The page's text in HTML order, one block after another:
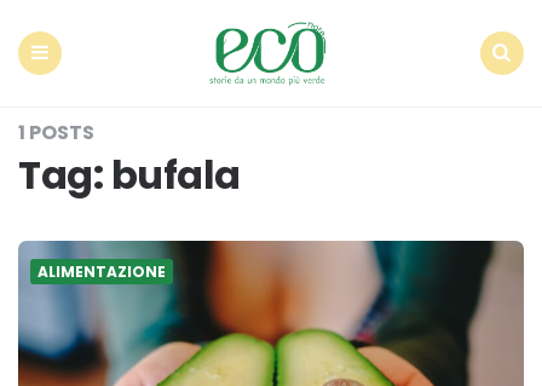
1 POSTS
Tag: bufala
ALIMENTAZIONE